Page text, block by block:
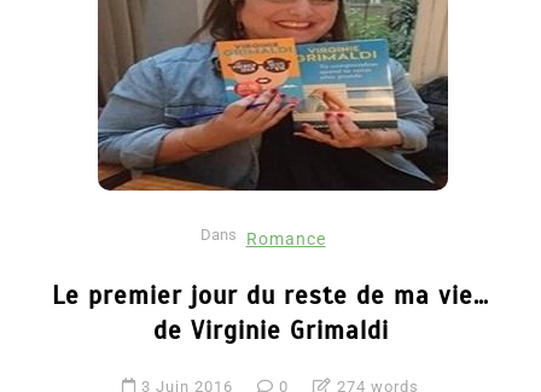
Dans Romance
Le premier jour du reste de ma vie…
de Virginie Grimaldi
3 Juin 2016 0 274 words